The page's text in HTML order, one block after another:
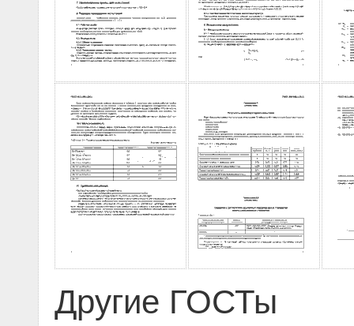
Другие ГОСТы